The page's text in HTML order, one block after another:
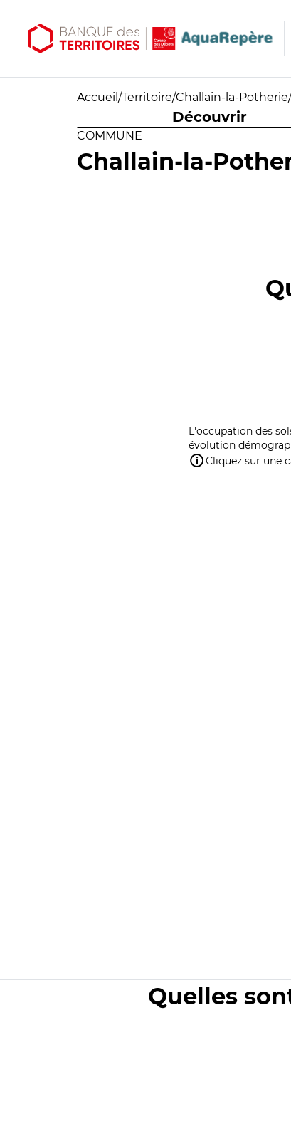
Accueil /Territoire/Challain-la-Potherie/
Découvrir
COMMUNE
Challain-la-
L'occupation des
évolution
Cliquez sur une
Quelles